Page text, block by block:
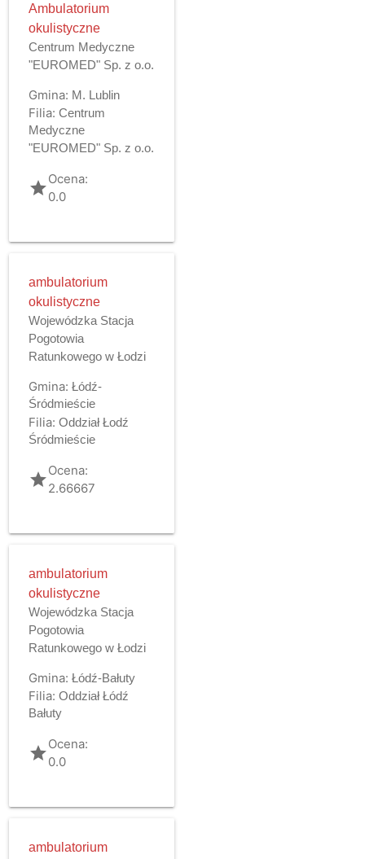
Ambulatorium
okulistyczne
Centrum Medyczne
"EUROMED" Sp. z o.o.
Gmina: M. Lublin
Filia: Centrum
Medyczne
"EUROMED" Sp. z o.o.
gradeOcena:
0.0
ambulatorium
okulistyczne
Wojewódzka Stacja
Pogotowia
Ratunkowego w Łodzi
Gmina: Łódź-
Śródmieście
Filia: Oddział Łodź
Śródmieście
gradeOcena:
2.66667
ambulatorium
okulistyczne
Wojewódzka Stacja
Pogotowia
Ratunkowego w Łodzi
Gmina: Łódź-Bałuty
Filia: Oddział Łódź
Bałuty
gradeOcena:
0.0
ambulatorium